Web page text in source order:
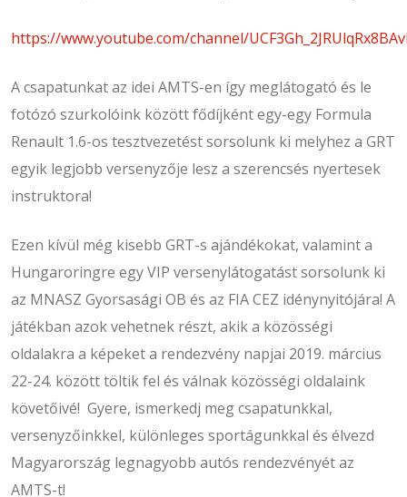
https://www.youtube.com/channel/
A csapatunkat az idei AMTS-en így meglátogató és le
fotózó szurkolóink között fődíjként egy-egy Formula
Renault 1.6-os tesztvezetést sorsolunk ki melyhez a GRT
egyik legjobb versenyzője lesz a szerencsés nyertesek
instruktora!
Ezen kívül még kisebb GRT-s ajándékokat, valamint a
Hungaroringre egy VIP versenylátogatást sorsolunk ki
az MNASZ Gyorsasági OB és az FIA CEZ idénynyitójára! A
játékban azok vehetnek részt, akik a közösségi
oldalakra a képeket a rendezvény napjai 2019. március
22-24. között töltik fel és válnak közösségi oldalaink
követőivé! Gyere, ismerkedj meg csapatunkkal,
versenyzőinkkel, különleges sportágunkkal és élvezd
Magyarország legnagyobb autós rendezvényét az
AMTS-t!